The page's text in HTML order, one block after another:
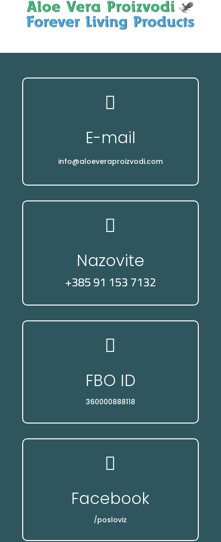

E-mail
info@aloeveraproizvodi.com

Nazovite
+385 91 153 7132

FBO ID
360000888118

Facebook
/posloviz